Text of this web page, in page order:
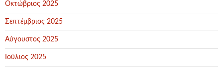
Οκτώβριος 2025
Σεπτέμβριος 2025
Αύγουστος 2025
Ιούλιος 2025